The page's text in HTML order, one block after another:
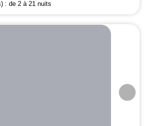
: de 2 à 21 nuits